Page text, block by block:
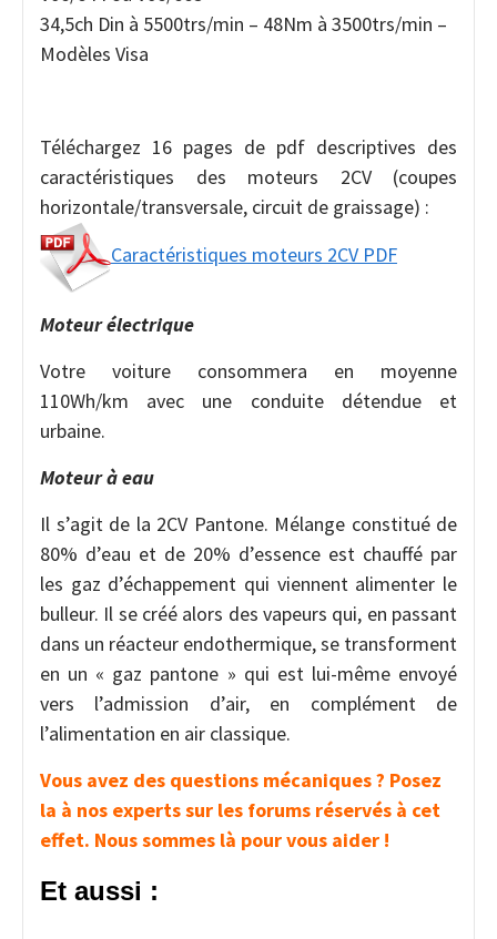
34,5ch Din à 5500trs/min – 48Nm à 3500trs/min –
Modèles Visa
Téléchargez 16 pages de pdf descriptives des
caractéristiques des moteurs 2CV (coupes
horizontale/transversale, circuit de graissage) :
Caractéristiques moteurs 2CV PDF
Moteur électrique
Votre voiture consommera en moyenne
110Wh/km avec une conduite détendue et
urbaine.
Moteur à eau
Il s’agit de la 2CV Pantone. Mélange constitué de
80% d’eau et de 20% d’essence est chauffé par
les gaz d’échappement qui viennent alimenter le
bulleur. Il se créé alors des vapeurs qui, en passant
dans un réacteur endothermique, se transforment
en un « gaz pantone » qui est lui-même envoyé
vers l’admission d’air, en complément de
l’alimentation en air classique.
Vous avez des questions mécaniques ? Posez
la à nos experts sur les forums réservés à cet
effet. Nous sommes là pour vous aider !
Et aussi :